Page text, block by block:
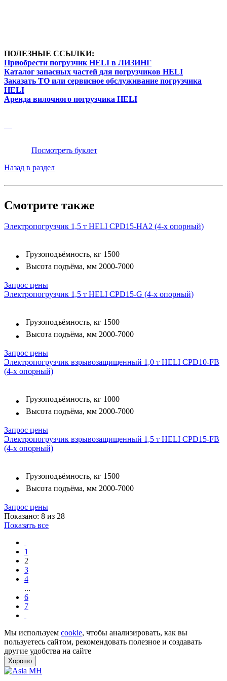
ПОЛЕЗНЫЕ ССЫЛКИ:
Приобрести погрузчик HELI в ЛИЗИНГ
Каталог запасных частей для погрузчиков HELI
Заказать ТО или сервисное обслуживание погрузчика
HELI
Аренда вилочного погрузчика HELI
Посмотреть буклет
Назад в раздел
Смотрите также
Электропогрузчик 1,5 т HELI CPD15-HA2 (4-х опорный)
Грузоподъёмность, кг 1500
Высота подъёма, мм 2000-7000
Запрос цены
Электропогрузчик 1,5 т HELI CPD15-G (4-х опорный)
Грузоподъёмность, кг 1500
Высота подъёма, мм 2000-7000
Запрос цены
Электропогрузчик взрывозащищенный 1,0 т HELI CPD10-FB
(4-х опорный)
Грузоподъёмность, кг 1000
Высота подъёма, мм 2000-7000
Запрос цены
Электропогрузчик взрывозащищенный 1,5 т HELI CPD15-FB
(4-х опорный)
Грузоподъёмность, кг 1500
Высота подъёма, мм 2000-7000
Запрос цены
Показано: 8 из 28
Показать все
1
2
3
4
...
6
7
Мы используем cookie, чтобы анализировать, как вы
пользуетесь сайтом, рекомендовать полезное и создавать
другие удобства на сайте
Хорошо